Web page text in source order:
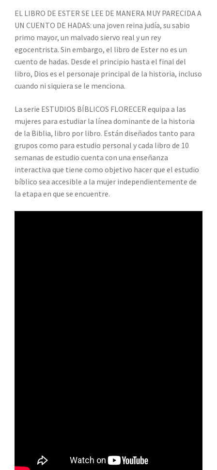
EL LIBRO DE ESTER SE LEE DE MANERA MUY PARECIDA A
UN CUENTO DE HADAS: una joven reina judía, su sabio
primo mayor, un malvado siervo real y un rey
egocentrista. Sin embargo, el libro de Ester no es un
cuento de hadas. Desde el principio hasta el final del
libro, Dios es el personaje principal de la historia, incluso
cuando ni siquiera se le menciona.
La serie ESTUDIOS BÍBLICOS FLORECER equipa a las
mujeres para estudiar la línea dominante de la historia
de la Biblia, libro por libro. Están diseñados tanto para
grupos como para estudio personal y cada libro de 10
semanas de estudio cuenta con una enseñanza
interactiva que tiene como objetivo hacer que el estudio
bíblico sea accesible a la mujer independientemente de
la etapa en que se encuentre.